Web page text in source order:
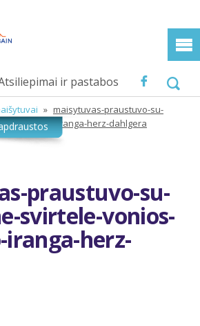
ir pastabos
» maisytuvas-praustuvo-su-
kambario-iranga-herz-dahlgera
praustuvo-su-
svirtele-vonios-
herz-